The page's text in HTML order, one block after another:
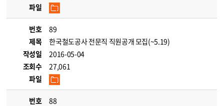
파일
번호
89
제목
한국철도공사 전문직 직원공개 모집(~5.19)
작성일
2016-05-04
조회수
27,061
파일
번호
88